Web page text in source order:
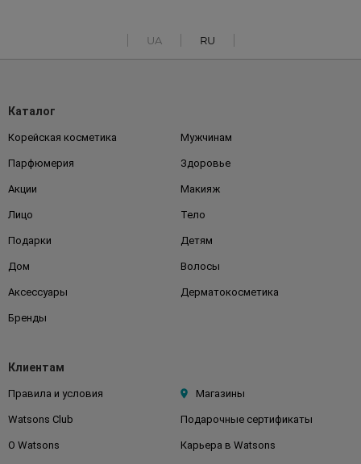
UA RU
Каталог
Корейская косметика Мужчинам
Парфюмерия Здоровье
Акции Макияж
Лицо Тело
Подарки Детям
Дом Волосы
Аксессуары Дерматокосметика
Бренды
Клиентам
Правила и условия Магазины
Watsons Club Подарочные сертификаты
О Watsons Карьера в Watsons